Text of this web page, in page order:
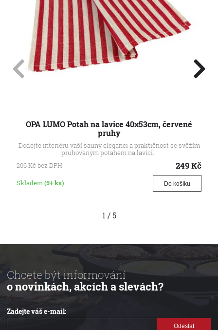
OPA LUMO Potah na lavice 40x53cm, červené
pruhy
Dodejte interiéru vaší sauny eleganci a praktičnost se svěžím
pruhovaným potahem na lavici.
206Kč bez DPH 249Kč
Skladem(5+ ks) Do košíku
1 /5
Chcete být informování
o novinkách, akcích a slevách?
Zadejte váš e-mail:
Odeslat